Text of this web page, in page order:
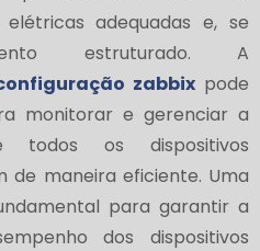
adequadas e, se
estruturado. A
zabbixpode
monitorar e gerenciar a
todos os dispositivos
de maneira eficiente. Uma
para garantir a
dos dispositivos